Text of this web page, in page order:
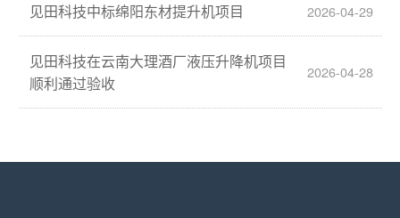
见田科技中标绵阳东材提升机项目 2026-04-29
见田科技在云南大理酒厂液压升降机项目
顺利通过验收
2026-04-28